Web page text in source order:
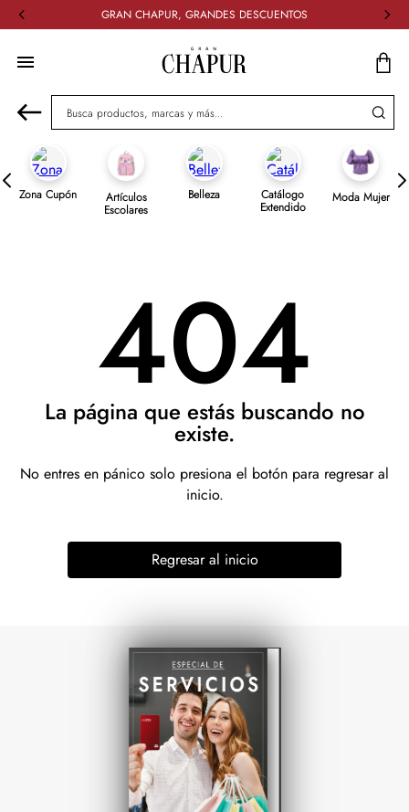
GRAN CHAPUR, GRANDES DESCUENTOS
Busca productos, marcas y más...
Zona Cupón Artículos
Escolares
Belleza Catálogo
Extendido
Moda Mujer
404
La página que estás buscando no
existe.
No entres en pánico solo presiona el botón para regresar al
inicio.
Regresar al inicio